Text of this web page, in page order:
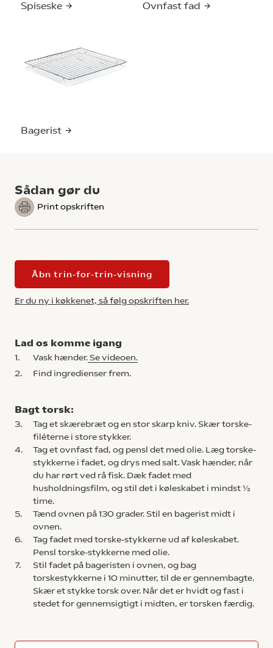
Spiseske Ovnfast fad
Bagerist
Sådan gør du
Print opskriften
Åbn trin-for-trin-visning
Er du ny i køkkenet, så følg opskriften her.
Lad os komme igang
1. Vask hænder. Se videoen.
2.
Find ingredienser frem.
Bagt torsk:
3.
Tag et skærebræt og en stor skarp kniv. Skær torske-
filéterne i store stykker.
4.
Tag et ovnfast fad, og pensl det med olie. Læg torske-
stykkerne i fadet, og drys med salt. Vask hænder, når
du har rørt ved rå fisk. Dæk fadet med
husholdningsfilm, og stil det i køleskabet i mindst ½
time.
5.
Tænd ovnen på 130 grader. Stil en bagerist midt i
ovnen.
6.
Tag fadet med torske-stykkerne ud af køleskabet.
Pensl torske-stykkerne med olie.
7.
Stil fadet på bageristen i ovnen, og bag
torskestykkerne i 10 minutter, til de er gennembagte.
Skær et stykke torsk over. Når det er hvidt og fast i
stedet for gennemsigtigt i midten, er torsken færdig.